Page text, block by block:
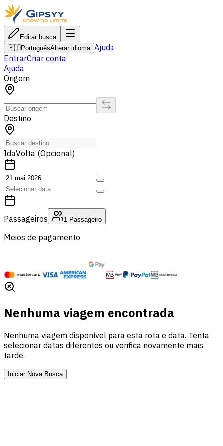
Editar busca
🇵🇹PortuguêsAlterar idioma Ajuda
EntrarCriar conta
Ajuda
Origem
Destino
IdaVolta (Opcional)
Passageiros 1 Passageiro
Meios de pagamento
Nenhuma viagem encontrada
Nenhuma viagem disponível para esta rota e data. Tenta
selecionar datas diferentes ou verifica novamente mais
tarde.
Iniciar Nova Busca